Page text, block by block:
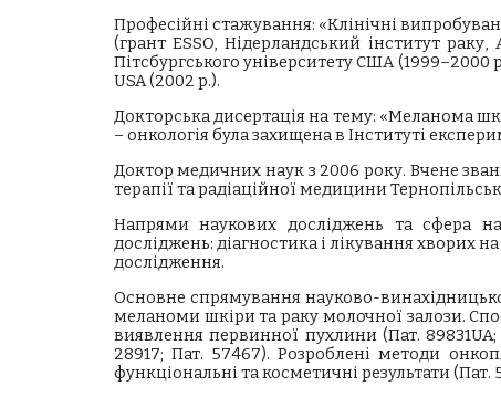
Професійні стажування: «Клінічні
(грант ESSO, Нідерландський інститут
Пітсбургського університету США (1999–2000
USA (2002 р.).
Докторська дисертація на тему: «Меланома
– онкологія була захищена в Інституті
Доктор медичних наук з 2006 року. Вчене
терапії та радіаційної медицини
Напрями наукових досліджень та сфера
досліджень: діагностика і лікування хворих
дослідження.
Основне спрямування науково-
меланоми шкіри та раку молочної залози.
виявлення первинної пухлини (Пат.
28917; Пат. 57467). Розроблені методи
функціональні та косметичні результати (Пат.